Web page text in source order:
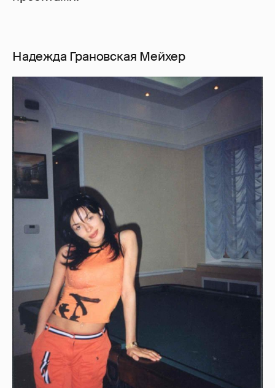
проект Виагра, сольную карьеру она не
работала телеведущей на украинском
канале СТБ, где рассказывала о новостях
шоу-бизнеса и жизни звездных коллег.
Также Надя приняла участие в шоу «Как
две капли», где перевоплощалась в Леди
Гагу, Людмилу Гурченко и даже
Леонтьева, неожиданно
продемонстрировав сильные вокальные
данные. Надежда Грановская является
автором сборника интимной лирики
«Сиюминутное влечение».
Так же она открыла свою творческую
мастерскую Мeiher by meiher
Вот собственно творчество:
Анна Седокова